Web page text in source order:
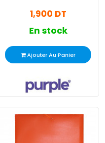
1,900 DT
En stock
Ajouter Au Panier